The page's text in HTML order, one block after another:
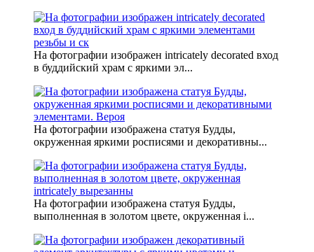
На фотографии изображен intricately decorated вход
в буддийский храм с яркими эл...
На фотографии изображена статуя Будды,
окруженная яркими росписями и декоративны...
На фотографии изображена статуя Будды,
выполненная в золотом цвете, окруженная i...